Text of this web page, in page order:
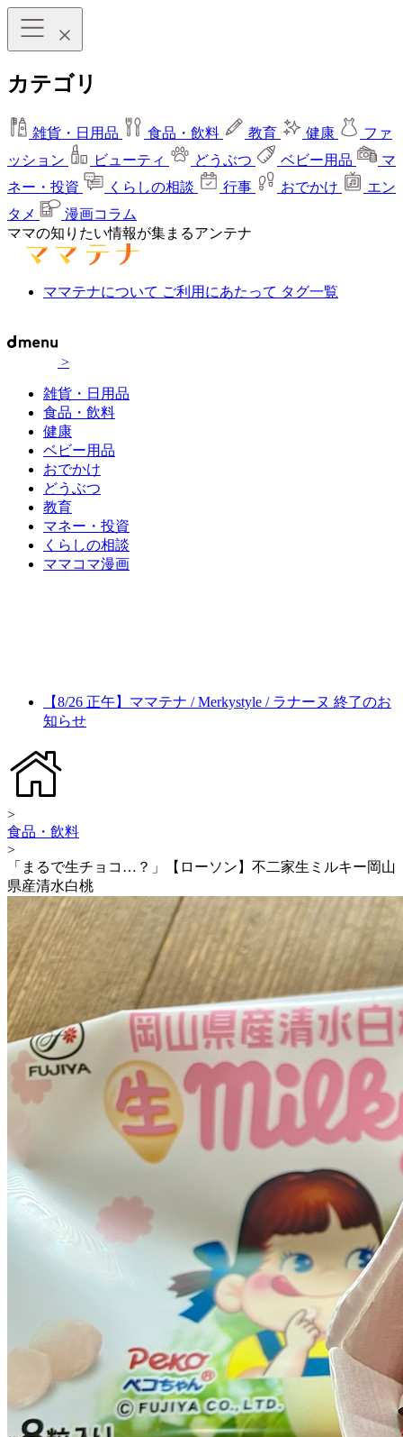
カテゴリ
雑貨・日用品 食品・飲料 教育 健康
ファ
ッション
ビューティ どうぶつ ベビー用品
マ
ネー・投資
くらしの相談 行事 おでかけ
エン
タメ
漫画コラム
ママの知りたい情報が集まるアンテナ
ママテナについて ご利用にあたって タグ一覧
>
雑貨・日用品
食品・飲料
健康
ベビー用品
おでかけ
どうぶつ
教育
マネー・投資
くらしの相談
ママコマ漫画
【8/26 正午】ママテナ / Merkystyle / ラナーヌ 終了のお
知らせ
>
食品・飲料
>
「まるで生チョコ…？」【ローソン】不二家生ミルキー岡山
県産清水白桃